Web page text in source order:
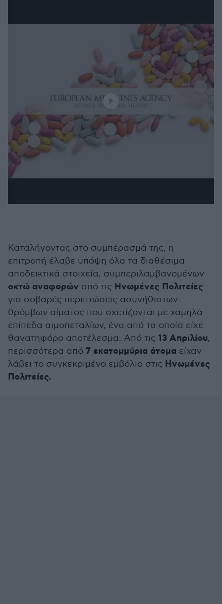
Καταλήγοντας στο συμπέρασμά της, η
επιτροπή έλαβε υπόψη όλα τα διαθέσιμα
αποδεικτικά στοιχεία, συμπεριλαμβανομένων
οκτώ αναφορών από τις Ηνωμένες Πολιτείες
για σοβαρές περιπτώσεις ασυνήθιστων
θρόμβων αίματος που σχετίζονται με χαμηλά
επίπεδα αιμοπεταλίων, ένα από τα οποία είχε
θανατηφόρο αποτέλεσμα. Από τις 13 Απριλίου,
περισσότερα από 7 εκατομμύρια άτομα είχαν
λάβει το συγκεκριμένο εμβόλιο στις Ηνωμένες
Πολιτείες.